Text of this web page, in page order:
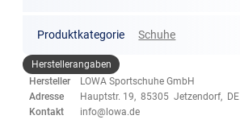
Produktkategorie Schuhe
Herstellerangaben
Hersteller
LOWA Sportschuhe GmbH
Adresse
Hauptstr. 19, 85305 Jetzendorf, DE
Kontakt
info@lowa.de